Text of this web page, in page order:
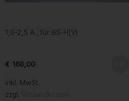
1,6-2,5 A., für BS-H(V)
€ 168,00
inkl. MwSt.
zzgl. Versandkosten